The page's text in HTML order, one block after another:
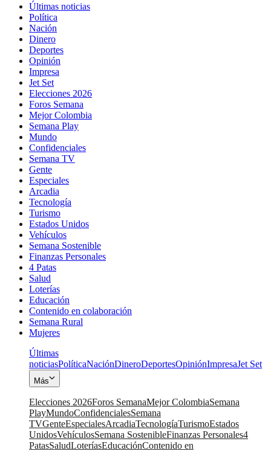
Últimas noticias
Política
Nación
Dinero
Deportes
Opinión
Impresa
Jet Set
Elecciones 2026
Foros Semana
Mejor Colombia
Semana Play
Mundo
Confidenciales
Semana TV
Gente
Especiales
Arcadia
Tecnología
Turismo
Estados Unidos
Vehículos
Semana Sostenible
Finanzas Personales
4 Patas
Salud
Loterías
Educación
Contenido en colaboración
Semana Rural
Mujeres
Últimas
noticiasPolíticaNaciónDineroDeportesOpiniónImpresaJet Set
Más
Elecciones 2026Foros SemanaMejor ColombiaSemana
PlayMundoConfidencialesSemana
TVGenteEspecialesArcadiaTecnologíaTurismoEstados
UnidosVehículosSemana SostenibleFinanzas Personales4
PatasSaludLoteríasEducaciónContenido en